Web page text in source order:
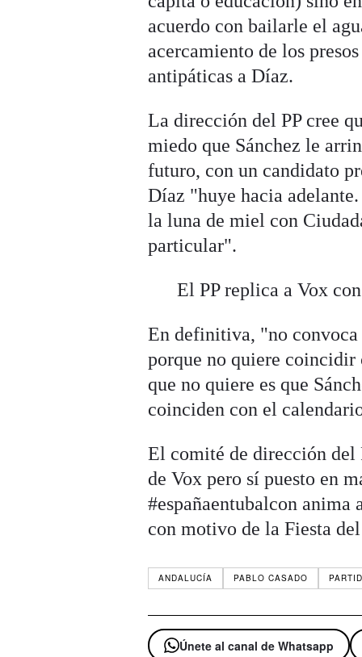
acuerdo con bailarle el
acercamiento de los
antipáticas a Díaz.
La dirección del PP cree
miedo que Sánchez le
futuro, con un candidato
Díaz "huye hacia
la luna de miel con
particular".
El PP replica a Vox
En definitiva, "no convoca
porque no quiere coincidir
que no quiere es que
coinciden con el
El comité de dirección del
de Vox pero sí puesto en
#españaentubalcon anima
con motivo de la Fiesta
ANDALUCÍA PABLO CASADO
Únete al canal de Whatsapp